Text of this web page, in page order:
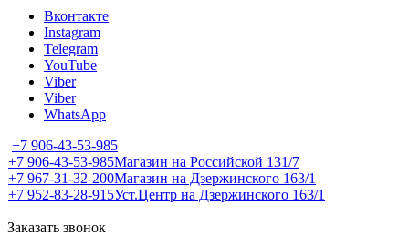
Вконтакте
Instagram
Telegram
YouTube
Viber
Viber
WhatsApp
+7 906-43-53-985
+7 906-43-53-985Магазин на Российской 131/7
+7 967-31-32-200Магазин на Дзержинского 163/1
+7 952-83-28-915Уст.Центр на Дзержинского 163/1
Заказать звонок